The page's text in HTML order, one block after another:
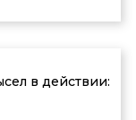
в действии: